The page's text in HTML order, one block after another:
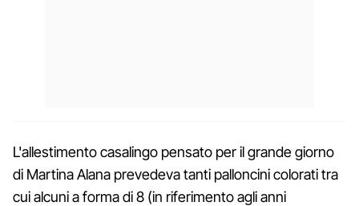
L'allestimento casalingo pensato per il grande giorno
di Martina Alana prevedeva tanti palloncini colorati tra
cui alcuni a forma di 8 (in riferimento agli anni